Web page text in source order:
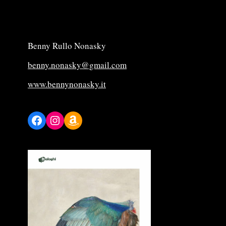
Benny Rullo Nonasky
benny.nonasky@gmail.com
www.bennynonasky.it